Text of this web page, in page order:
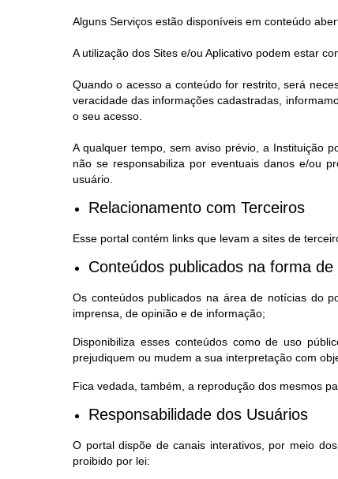
Alguns Serviços estão disponíveis em conteúdo
A utilização dos Sites e/ou Aplicativo podem estar
Quando o acesso a conteúdo for restrito, será
veracidade das informações cadastradas,
o seu acesso.
A qualquer tempo, sem aviso prévio, a Instituição
não se responsabiliza por eventuais danos e/ou
usuário.
Relacionamento com Terceiros
Esse portal contém links que levam a sites de
Conteúdos publicados na forma
Os conteúdos publicados na área de notícias do
imprensa, de opinião e de informação;
Disponibiliza esses conteúdos como de uso
prejudiquem ou mudem a sua interpretação com
Fica vedada, também, a reprodução dos mesmos
Responsabilidade dos Usuários
O portal dispõe de canais interativos, por meio
proibido por lei: